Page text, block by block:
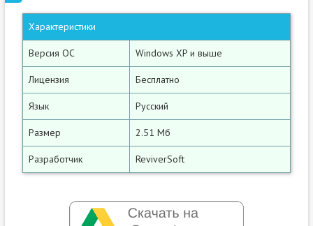
Характеристики
Версия ОС Windows XP и выше
Лицензия Бесплатно
Язык Русский
Размер 2.51 Мб
Разработчик ReviverSoft